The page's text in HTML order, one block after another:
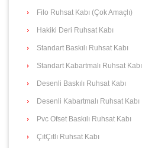
Filo Ruhsat Kabı (Çok Amaçlı)
Hakiki Deri Ruhsat Kabı
Standart Baskılı Ruhsat Kabı
Standart Kabartmalı Ruhsat Kabı
Desenli Baskılı Ruhsat Kabı
Desenli Kabartmalı Ruhsat Kabı
Pvc Ofset Baskılı Ruhsat Kabı
ÇıtÇıtlı Ruhsat Kabı